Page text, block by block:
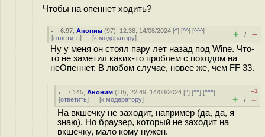
Чтобы на опеннет ходить?
6.97 ,Аноним (97), 12:38, 14/08/2024 [^] [^^] [^^^]
[ответить] [к модератору] + / –
Ну у меня он стоял пару лет назад под Wine. Что-
то не заметил каких-то проблем с походом на
неОпеннет. В любом случае, новее же, чем FF 33.
7.145 ,Аноним (18), 22:49, 14/08/2024 [^] [^^] [^^^]
[ответить] [к модератору]
–1
+ / –
На вкшечку не заходит, например (да, да, я
знаю). Но браузер, который не заходит на
вкшечку, мало кому нужен.